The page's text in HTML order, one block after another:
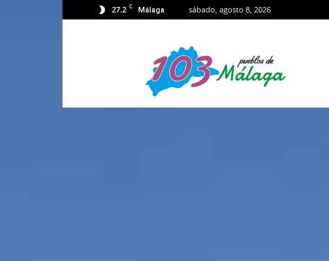
27.2 C Málaga sábado, agosto 8, 2026
Málaga